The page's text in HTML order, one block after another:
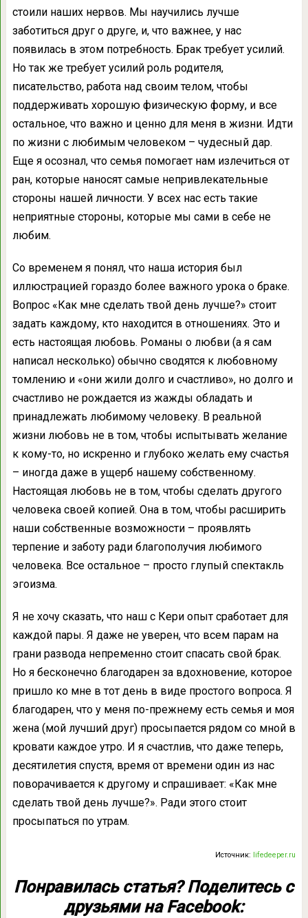
стоили наших нервов. Мы научились лучше
заботиться друг о друге, и, что важнее, у нас
появилась в этом потребность. Брак требует усилий.
Но так же требует усилий роль родителя,
писательство, работа над своим телом, чтобы
поддерживать хорошую физическую форму, и все
остальное, что важно и ценно для меня в жизни. Идти
по жизни с любимым человеком – чудесный дар.
Еще я осознал, что семья помогает нам излечиться от
ран, которые наносят самые непривлекательные
стороны нашей личности. У всех нас есть такие
неприятные стороны, которые мы сами в себе не
любим.
Со временем я понял, что наша история был
иллюстрацией гораздо более важного урока о браке.
Вопрос «Как мне сделать твой день лучше?» стоит
задать каждому, кто находится в отношениях. Это и
есть настоящая любовь. Романы о любви (а я сам
написал несколько) обычно сводятся к любовному
томлению и «они жили долго и счастливо», но долго и
счастливо не рождается из жажды обладать и
принадлежать любимому человеку. В реальной
жизни любовь не в том, чтобы испытывать желание
к кому-то, но искренно и глубоко желать ему счастья
– иногда даже в ущерб нашему собственному.
Настоящая любовь не в том, чтобы сделать другого
человека своей копией. Она в том, чтобы расширить
наши собственные возможности – проявлять
терпение и заботу ради благополучия любимого
человека. Все остальное – просто глупый спектакль
эгоизма.
Я не хочу сказать, что наш с Кери опыт сработает для
каждой пары. Я даже не уверен, что всем парам на
грани развода непременно стоит спасать свой брак.
Но я бесконечно благодарен за вдохновение, которое
пришло ко мне в тот день в виде простого вопроса. Я
благодарен, что у меня по-прежнему есть семья и моя
жена (мой лучший друг) просыпается рядом со мной в
кровати каждое утро. И я счастлив, что даже теперь,
десятилетия спустя, время от времени один из нас
поворачивается к другому и спрашивает: «Как мне
сделать твой день лучше?». Ради этого стоит
просыпаться по утрам.
Источник: lifedeeper.ru
Понравилась статья? Поделитесь с
друзьями на Facebook: